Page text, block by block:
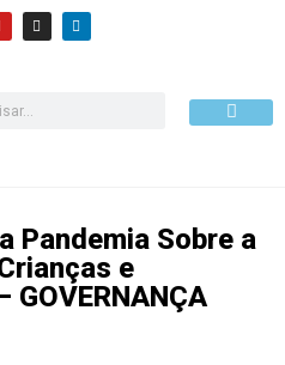
Pandemia Sobre a
e